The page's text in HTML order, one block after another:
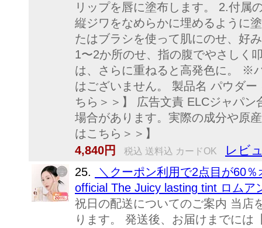
リップを唇に塗布します。 2.付属
縦ジワをなめらかに埋めるように
たはブラシを使って肌にのせ、好
1〜2か所のせ、指の腹でやさしく
は、さらに重ねると高発色に。 ※
はございません。 製品名 パウダ
ちら＞＞】 広告文責 ELCジャパ
場合があります。実際の成分や原
はこちら＞＞】
4,840円
税込 送料込 カードOK レビ
25.
＼クーポン利用で2点目が60
official The Juicy lasting tint ロム
祝日の配送についてのご案内 当店
ります。 発送後、お届けまでには